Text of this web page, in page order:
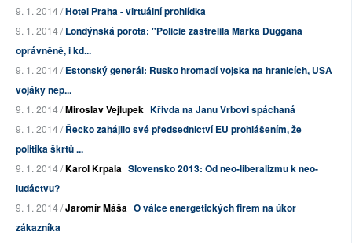
9. 1. 2014 /Hotel Praha - virtuální prohlídka
9. 1. 2014 /Londýnská porota: "Policie zastřelila Marka Duggana
oprávněně, i kd...
9. 1. 2014 /Estonský generál: Rusko hromadí vojska na hranicích, USA
vojáky nep...
9. 1. 2014 /Miroslav Vejlupek Křivda na Janu Vrbovi spáchaná
9. 1. 2014 /Řecko zahájilo své předsednictví EU prohlášením, že
politika škrtů ...
9. 1. 2014 /Karol Krpala Slovensko 2013: Od neo-liberalizmu k neo-
ludáctvu?
9. 1. 2014 /Jaromír Máša O válce energetických firem na úkor
zákazníka